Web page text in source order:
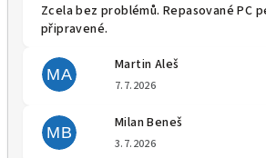
Zcela bez problémů. Repasované PC
připravené.
MA
Martin Aleš
7.7.2026
MB
Milan Beneš
3.7.2026